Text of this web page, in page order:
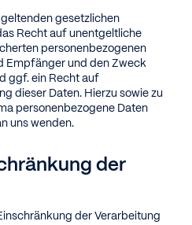
gesetzlichen
Recht auf unentgeltliche
personenbezogenen
Empfänger und den Zweck
ggf. ein Recht auf
dieser Daten. Hierzu sowie zu
personenbezogene Daten
uns wenden.
der
der Verarbeitung